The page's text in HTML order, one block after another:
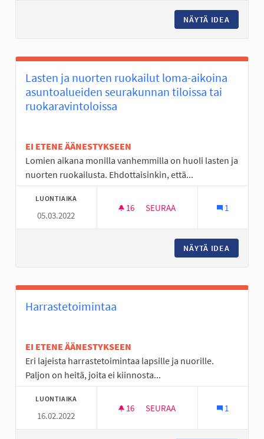
NÄYTÄ IDEA
Lasten ja nuorten ruokailut loma-aikoina
asuntoalueiden seurakunnan tiloissa tai
ruokaravintoloissa
EI ETENE ÄÄNESTYKSEEN
Lomien aikana monilla vanhemmilla on huoli lasten ja
nuorten ruokailusta. Ehdottaisinkin, että...
LUONTIAIKA
05.03.2022
16 16 SEURAAJAA
SEURAA 1
NÄYTÄ IDEA
Harrastetoimintaa
EI ETENE ÄÄNESTYKSEEN
Eri lajeista harrastetoimintaa lapsille ja nuorille.
Paljon on heitä, joita ei kiinnosta...
LUONTIAIKA
16.02.2022
16 16 SEURAAJAA
SEURAA 1